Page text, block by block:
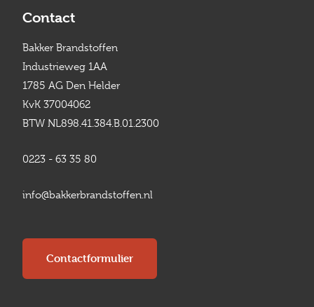
Contact
Bakker Brandstoffen
Industrieweg 1AA
1785 AG Den Helder
KvK 37004062
BTW NL898.41.384.B.01.2300
0223 - 63 35 80
info@bakkerbrandstoffen.nl
Contactformulier